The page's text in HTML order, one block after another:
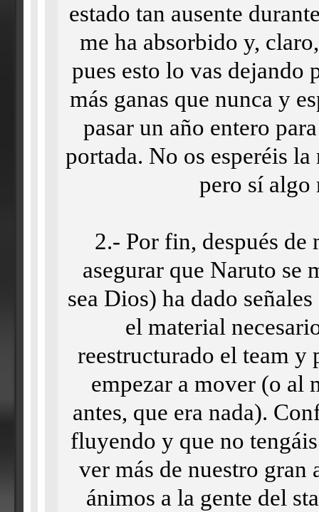
estado tan ausente
me ha absorbido y,
pues esto lo vas dejando
más ganas que nunca y
pasar un año entero
portada. No os esperéis
pero sí algo
2.- Por fin, después de
asegurar que Naruto se
sea Dios) ha dado
el material
reestructurado el team y
empezar a mover (o al
antes, que era nada).
fluyendo y que no
ver más de nuestro
ánimos a la gente del